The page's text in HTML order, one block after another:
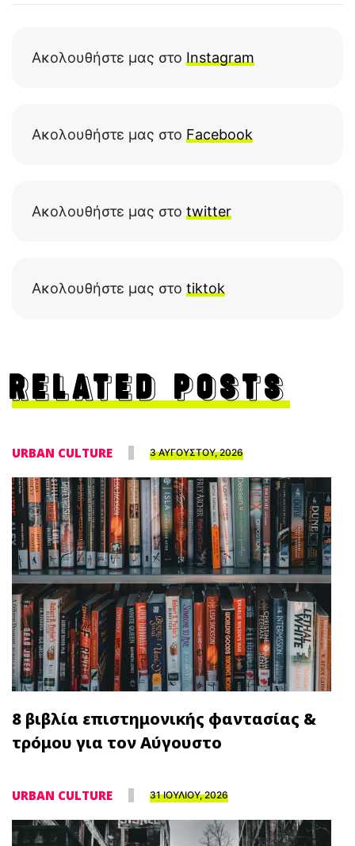
Ακολουθήστε μας στο Instagram
Ακολουθήστε μας στο Facebook
Ακολουθήστε μας στο twitter
Ακολουθήστε μας στο tiktok
RELATED POSTS
URBAN CULTURE 3 ΑΥΓΟΥΣΤΟΥ, 2026
8 βιβλία επιστημονικής φαντασίας &
τρόμου για τον Αύγουστο
URBAN CULTURE 31 ΙΟΥΛΙΟΥ, 2026